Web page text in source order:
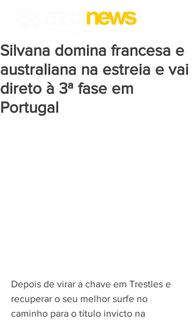
Silvana domina francesa e
australiana na estreia e vai
direto à 3ª fase em
Portugal
Depois de virar a chave em Trestles e
recuperar o seu melhor surfe no
caminho para o título invicto na